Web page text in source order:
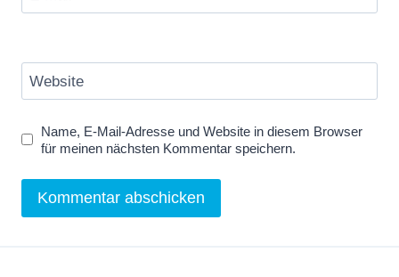
Website
Name, E-Mail-Adresse und Website in diesem Browser
für meinen nächsten Kommentar speichern.